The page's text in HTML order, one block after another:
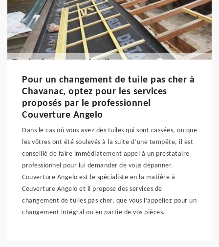
Pour un changement de tuile pas cher à
Chavanac, optez pour les services
proposés par le professionnel
Couverture Angelo
Dans le cas où vous avez des tuiles qui sont cassées, ou que
les vôtres ont été soulevés à la suite d’une tempête, il est
conseillé de faire immédiatement appel à un prestataire
professionnel pour lui demander de vous dépanner.
Couverture Angelo est le spécialiste en la matière à
Couverture Angelo et il propose des services de
changement de tuiles pas cher, que vous l’appeliez pour un
changement intégral ou en partie de vos pièces.